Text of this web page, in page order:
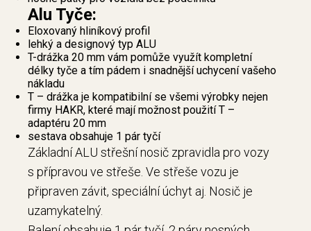
Alu Tyče:
Eloxovaný hliníkový profil
lehký a designový typ ALU
T-drážka 20 mm vám pomůže využít kompletní
délky tyče a tím pádem i snadnější uchycení vašeho
nákladu
T – drážka je kompatibilní se všemi výrobky nejen
firmy HAKR, které mají možnost použití T –
adaptéru 20 mm
sestava obsahuje 1 pár tyčí
Základní ALU střešní nosič zpravidla pro vozy
s přípravou ve střeše. Ve střeše vozu je
připraven závit, speciální úchyt aj. Nosič je
uzamykatelný.